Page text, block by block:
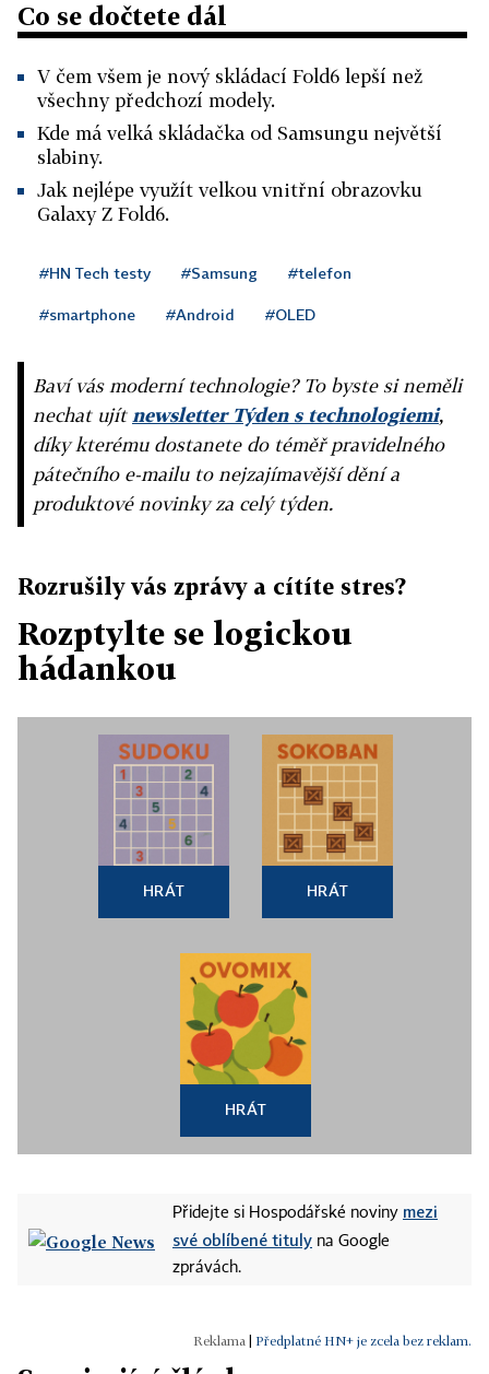
Co se dočtete dál
V čem všem je nový skládací Fold6 lepší než
všechny předchozí modely.
Kde má velká skládačka od Samsungu největší
slabiny.
Jak nejlépe využít velkou vnitřní obrazovku
Galaxy Z Fold6.
#HN Tech testy #Samsung #telefon
#smartphone #Android #OLED
Baví vás moderní technologie? To byste si neměli
nechat ujít newsletter Týden s technologiemi,
díky kterému dostanete do téměř pravidelného
pátečního e-mailu to nejzajímavější dění a
produktové novinky za celý týden.
Rozrušily vás zprávy a cítíte stres?
Rozptylte se logickou
hádankou
HRÁT HRÁT
HRÁT
Přidejte si Hospodářské noviny mezi
své oblíbené tituly na Google
zprávách.
Předplatné HN+ je zcela bez reklam.